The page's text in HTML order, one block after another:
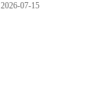
2026-07-15